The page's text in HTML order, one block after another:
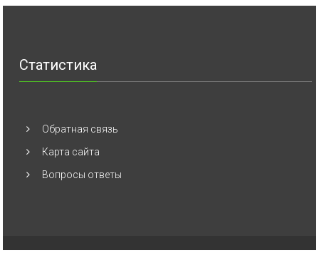
Статистика
Обратная связь
Карта сайта
Вопросы ответы